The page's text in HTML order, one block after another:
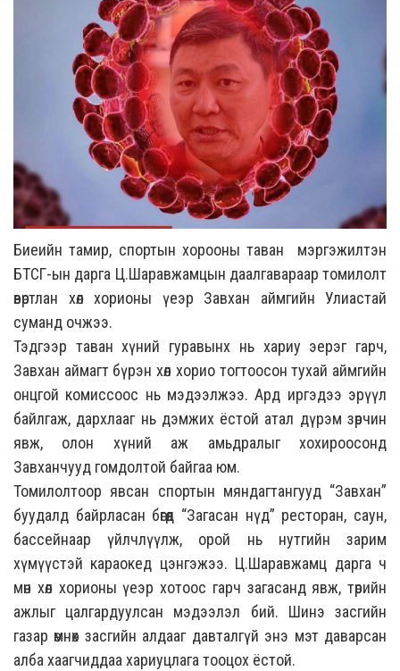
Биеийн тамир, спортын хорооны таван мэргэжилтэн
БТСГ-ын дарга Ц.Шаравжамцын даалгавараар томилолт
өвөртлан хөл хорионы үеэр Завхан аймгийн Улиастай
суманд очжээ.
Тэдгээр таван хүний гуравынх нь хариу эерэг гарч,
Завхан аймагт бүрэн хөл хорио тогтоосон тухай аймгийн
онцгой комиссоос нь мэдээлжээ. Ард иргэдээ эрүүл
байлгаж, дархлааг нь дэмжих ёстой атал дүрэм зөрчин
явж, олон хүний аж амьдралыг хохироосонд
Завханчууд гомдолтой байгаа юм.
Томилолтоор явсан спортын мяндагтангууд “Завхан”
буудалд байрласан бөгөөд “Загасан нүд” ресторан, саун,
бассейнаар үйлчлүүлж, орой нь нутгийн зарим
хүмүүстэй караокед цэнгэжээ. Ц.Шаравжамц дарга ч
мөн хөл хорионы үеэр хотоос гарч загасанд явж, төрийн
ажлыг цалгардуулсан мэдээлэл бий. Шинэ засгийн
газар өмнөх засгийн алдааг давталгүй энэ мэт даварсан
алба хаагчиддаа хариуцлага тооцох ёстой.